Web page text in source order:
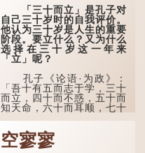
「三十而立」是孔子对
自己三十岁时的自我评价。
他认为三十岁是人生的重要
阶段。要立什么？又为什么
选择在三十岁这一年来
「立」呢？
孔子《论语·为政》：
「吾十有五而志于学，三十
而立，四十而不惑，五十而
知天命，六十而耳顺，七十
在古代，男子一般于二
十岁进行冠礼，冠礼完成后
空寥寥